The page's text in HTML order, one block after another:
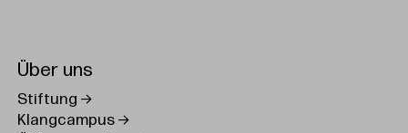
Über uns
Stiftung
Klangcampus